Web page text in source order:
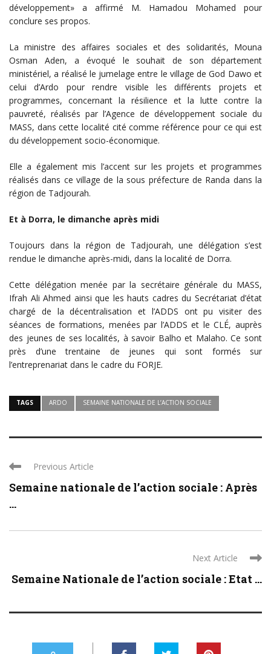
développement» a affirmé M. Hamadou Mohamed pour
conclure ses propos.
La ministre des affaires sociales et des solidarités, Mouna
Osman Aden, a évoqué le souhait de son département
ministériel, a réalisé le jumelage entre le village de God Dawo et
celui d’Ardo pour rendre visible les différents projets et
programmes, concernant la résilience et la lutte contre la
pauvreté, réalisés par l’Agence de développement sociale du
MASS, dans cette localité cité comme référence pour ce qui est
du développement socio-économique.
Elle a également mis l’accent sur les projets et programmes
réalisés dans ce village de la sous préfecture de Randa dans la
région de Tadjourah.
Et à Dorra, le dimanche après midi
Toujours dans la région de Tadjourah, une délégation s’est
rendue le dimanche après-midi, dans la localité de Dorra.
Cette délégation menée par la secrétaire générale du MASS,
Ifrah Ali Ahmed ainsi que les hauts cadres du Secrétariat d’état
chargé de la décentralisation et l’ADDS ont pu visiter des
séances de formations, menées par l’ADDS et le CLÉ, auprès
des jeunes de ses localités, à savoir Balho et Malaho. Ce sont
près d’une trentaine de jeunes qui sont formés sur
l’entreprenariat dans le cadre du FORJE.
TAGS ARDO SEMAINE NATIONALE DE L’ACTION SOCIALE
Previous Article
Semaine nationale de l’action sociale : Après
...
Next Article
Semaine Nationale de l’action sociale : Etat ...